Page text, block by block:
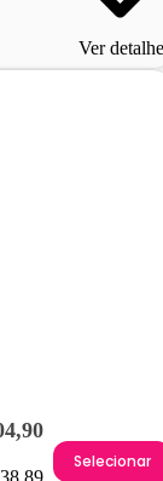
Ver
Selecionar